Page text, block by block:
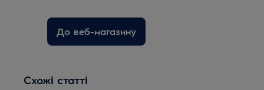
До веб-магазину
Схожі статті